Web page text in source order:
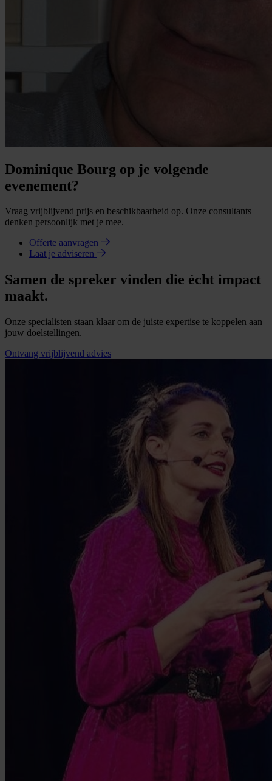
Dominique Bourg op je volgende
evenement?
Vraag vrijblijvend prijs en beschikbaarheid op. Onze consultants
denken persoonlijk met je mee.
Offerte aanvragen
Laat je adviseren
Samen de spreker vinden die écht impact
maakt.
Onze specialisten staan klaar om de juiste expertise te koppelen aan
jouw doelstellingen.
Ontvang vrijblijvend advies